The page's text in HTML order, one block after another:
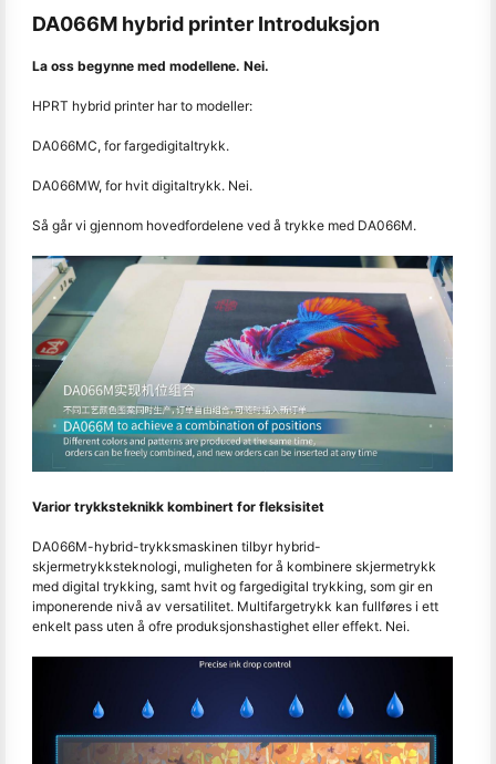
DA066M hybrid printer Introduksjon
La oss begynne med modellene. Nei.
HPRT hybrid printer har to modeller:
DA066MC, for fargedigitaltrykk.
DA066MW, for hvit digitaltrykk. Nei.
Så går vi gjennom hovedfordelene ved å trykke med DA066M.
Varior trykksteknikk kombinert for fleksisitet
DA066M-hybrid-trykksmaskinen tilbyr hybrid-
skjermetrykksteknologi, muligheten for å kombinere skjermetrykk
med digital trykking, samt hvit og fargedigital trykking, som gir en
imponerende nivå av versatilitet. Multifargetrykk kan fullføres i ett
enkelt pass uten å ofre produksjonshastighet eller effekt. Nei.